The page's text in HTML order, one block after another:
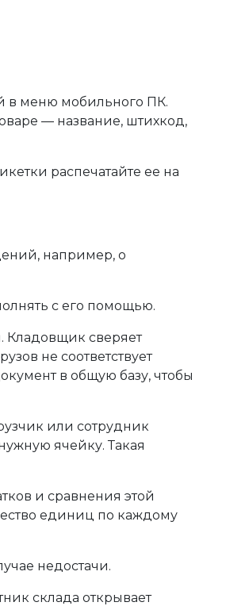
в меню мобильного ПК.
— название, штихкод,
распечатайте ее на
например, о
с его помощью.
Кладовщик сверяет
не соответствует
в общую базу, чтобы
или сотрудник
ячейку. Такая
и сравнения этой
единиц по каждому
недостачи.
склада открывает